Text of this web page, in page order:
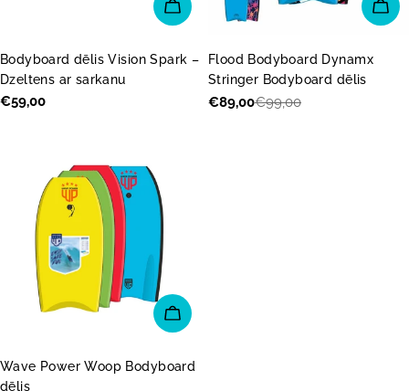
PIEVIENOT GROZAM
Bodyboard dēlis Vision Spark –
Dzeltens ar sarkanu
Parastā
€59,00
Flood Bodyboard Dynamx
Stringer Bodyboard dēlis
Akcijas
€89,00
Parastā€99,00
IZVĒLĒTIES OPCIJAS
Wave Power Woop Bodyboard
dēlis